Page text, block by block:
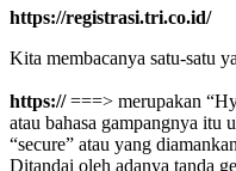
https://registrasi.tri.co.id/
Kita membacanya satu-satu
https://===> merupakan
atau bahasa gampangnya itu
“secure” atau yang
Ditandai oleh adanya tanda